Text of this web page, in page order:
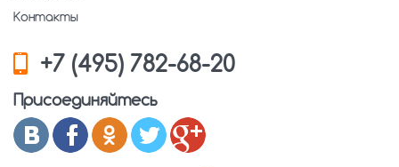
Контакты
+7 (495) 782-68-20
Присоединяйтесь